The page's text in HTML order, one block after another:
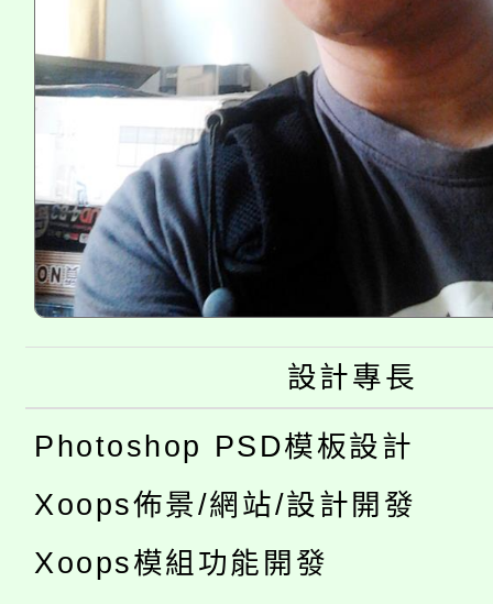
設計專長
Photoshop PSD模板設計
Xoops佈景/網站/設計開發
Xoops模組功能開發